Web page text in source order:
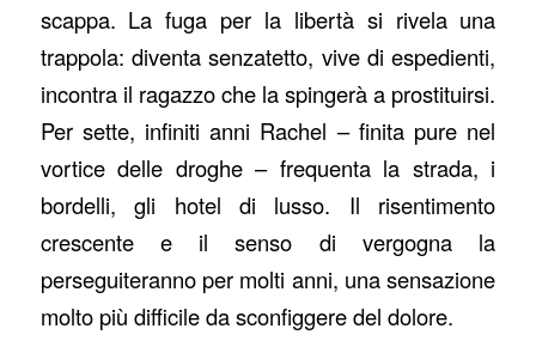
scappa. La fuga per la libertà si rivela una
trappola: diventa senzatetto, vive di espedienti,
incontra il ragazzo che la spingerà a prostituirsi.
Per sette, infiniti anni Rachel – finita pure nel
vortice delle droghe – frequenta la strada, i
bordelli, gli hotel di lusso. Il risentimento
crescente e il senso di vergogna la
perseguiteranno per molti anni, una sensazione
molto più difficile da sconfiggere del dolore.